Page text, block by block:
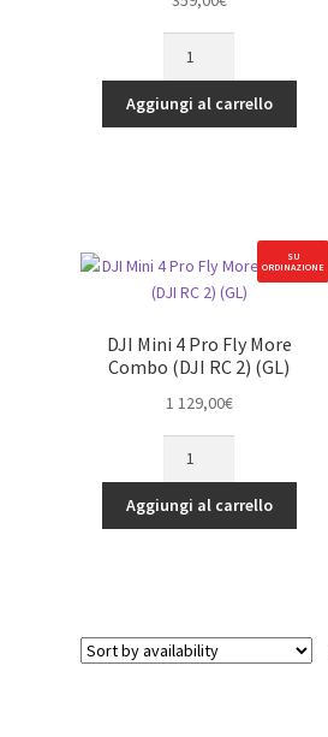
2
SE
Aggiungi al carrello
SU
ORDINAZIONE
DJI Mini 4 Pro Fly More
Combo (DJI RC 2) (GL)
1 129,00€
4
Pro
RC
Aggiungi al carrello